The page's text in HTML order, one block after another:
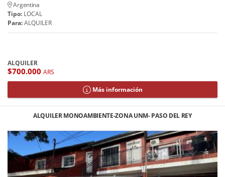
Argentina
Tipo: LOCAL
Para:ALQUILER
ALQUILER
$700.000 ARS
Más información
ALQUILER MONOAMBIENTE-ZONA UNM- PASO DEL REY